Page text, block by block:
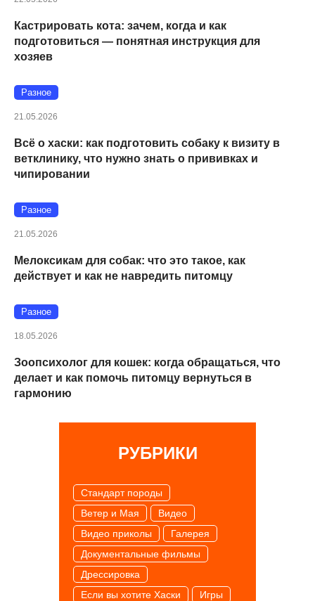
Кастрировать кота: зачем, когда и как
подготовиться — понятная инструкция для
хозяев
Разное
21.05.2026
Всё о хаски: как подготовить собаку к визиту в
ветклинику, что нужно знать о прививках и
чипировании
Разное
21.05.2026
Мелоксикам для собак: что это такое, как
действует и как не навредить питомцу
Разное
18.05.2026
Зоопсихолог для кошек: когда обращаться, что
делает и как помочь питомцу вернуться в
гармонию
РУБРИКИ
Cтандарт породы
Ветер и Мая
Видео
Видео приколы
Галерея
Документальные фильмы
Дрессировка
Если вы хотите Хаски
Игры